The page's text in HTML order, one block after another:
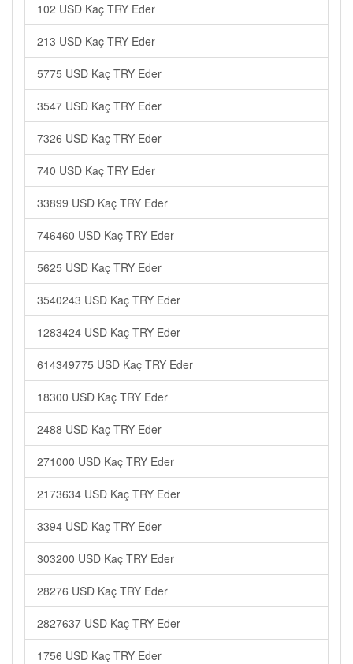
102 USD Kaç TRY Eder
213 USD Kaç TRY Eder
5775 USD Kaç TRY Eder
3547 USD Kaç TRY Eder
7326 USD Kaç TRY Eder
740 USD Kaç TRY Eder
33899 USD Kaç TRY Eder
746460 USD Kaç TRY Eder
5625 USD Kaç TRY Eder
3540243 USD Kaç TRY Eder
1283424 USD Kaç TRY Eder
614349775 USD Kaç TRY Eder
18300 USD Kaç TRY Eder
2488 USD Kaç TRY Eder
271000 USD Kaç TRY Eder
2173634 USD Kaç TRY Eder
3394 USD Kaç TRY Eder
303200 USD Kaç TRY Eder
28276 USD Kaç TRY Eder
2827637 USD Kaç TRY Eder
1756 USD Kaç TRY Eder